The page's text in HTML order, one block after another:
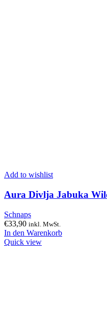
Add to wishlist
Aura Divlja Jabuka
Schnaps
€33,90 inkl. MwSt.
In den Warenkorb
Quick view